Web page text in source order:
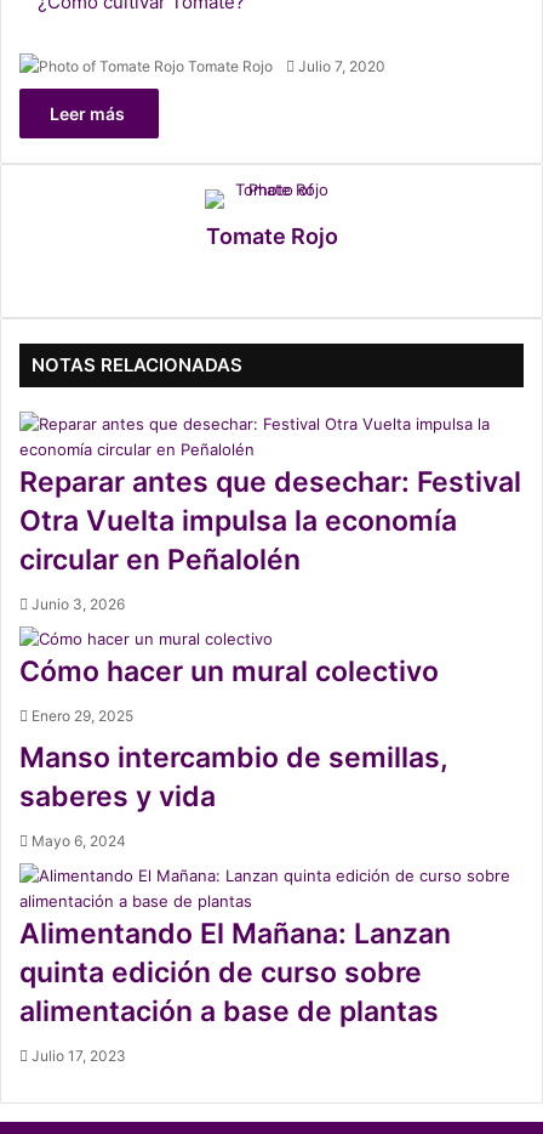
Tomate Rojo
o
w
n
Julio 7, 2020
Leer más
Tomate Rojo
NOTAS RELACIONADAS
Reparar antes que desechar: Festival
Otra Vuelta impulsa la economía
circular en Peñalolén
Junio 3, 2026
Cómo hacer un mural colectivo
Enero 29, 2025
Manso intercambio de semillas,
saberes y vida
Mayo 6, 2024
Alimentando El Mañana: Lanzan
quinta edición de curso sobre
alimentación a base de plantas
Julio 17, 2023